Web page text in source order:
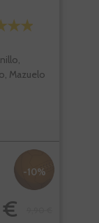
Mazuelo
-10%
€